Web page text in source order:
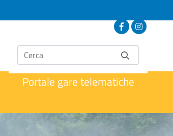
Portale gare telematiche